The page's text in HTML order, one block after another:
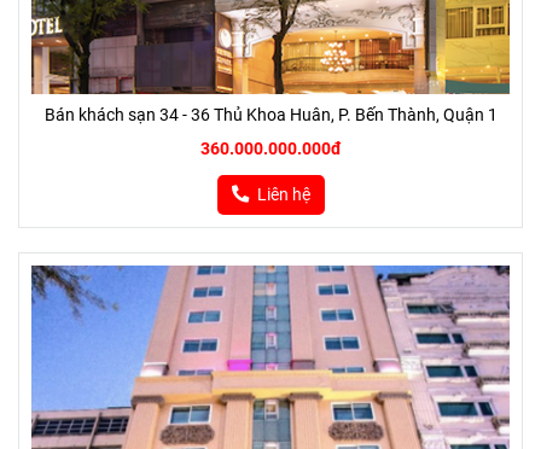
Bán khách sạn 34 - 36 Thủ Khoa Huân, P. Bến Thành, Quận 1
360.000.000.000đ
Liên hệ